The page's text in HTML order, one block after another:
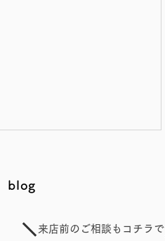
blog
来店前のご相談もコチラで